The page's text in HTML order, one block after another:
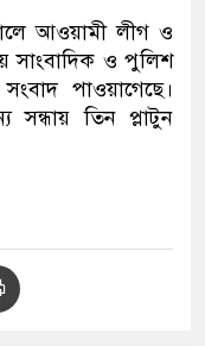
আওয়ামী লীগ ও
সাংবাদিক ও পুলিশ
পাওয়াগেছে।
সন্ধায় তিন প্লাটুন